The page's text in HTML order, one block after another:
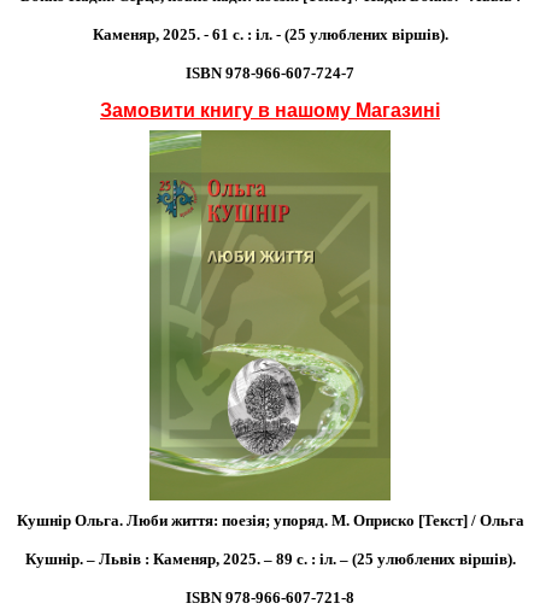
Каменяр, 2025. - 61 с. : іл. - (25 улюблених віршів).
ISBN 978-966-607-724-7
Замовити книгу в нашому Магазині
Кушнір Ольга. Люби життя: поезія; упоряд. М. Оприско [Текст] / Ольга
Кушнір. – Львів : Каменяр, 2025. – 89 с. : іл. – (25 улюблених віршів).
ISBN 978-966-607-721-8